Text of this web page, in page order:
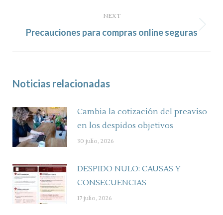
NEXT
Next
Precauciones para compras online seguras
Noticias relacionadas
Cambia la cotización del preaviso
en los despidos objetivos
30 julio, 2026
DESPIDO NULO: CAUSAS Y
CONSECUENCIAS
17 julio, 2026